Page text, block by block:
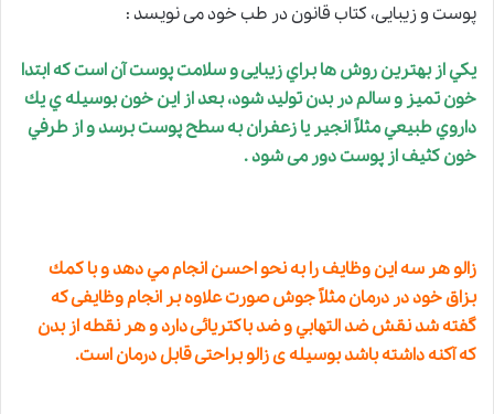
پوست و زيبايی، كتاب قانون در طب خود می نويسد :
يكي از بهترين روش ها براي زيبایی وسلامت پوستآن است كه ابتدا
خون تميز و سالم در بدن توليد شود، بعد از اين خون بوسيله ي يك
داروي طبيعي مثلاً انجير يا زعفران به سطح پوست برسد و از طرفي
خون كثيف از پوست دور می شود .
زالو هر سه اين وظايف را به نحو احسن انجام مي دهد و با كمك
بزاق خود در درمان مثلاً جوش صورت علاوه بر انجام وظايفی كه
گفته شد نقش ضد التهابي و ضد باكتريائی دارد و هر نقطه از بدن
كه آكنه داشته باشد بوسيله ی زالو براحتی قابل درمان است.